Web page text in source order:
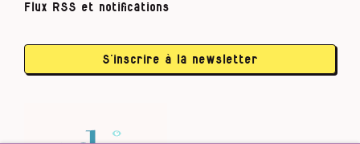
Flux RSS et notifications
S’inscrire à la newsletter